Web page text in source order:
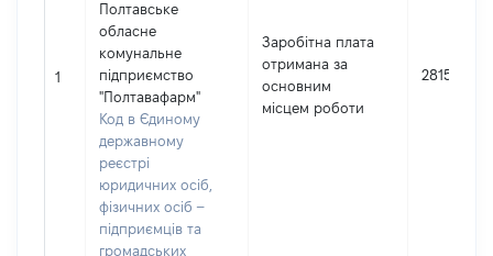
1
Полтавське
обласне
комунальне
підприємство
"Полтавафарм"
Код в Єдиному
державному
реєстрі
юридичних осіб,
фізичних осіб –
підприємців та
громадських
Заробітна плата
отримана за
основним
місцем роботи
28154